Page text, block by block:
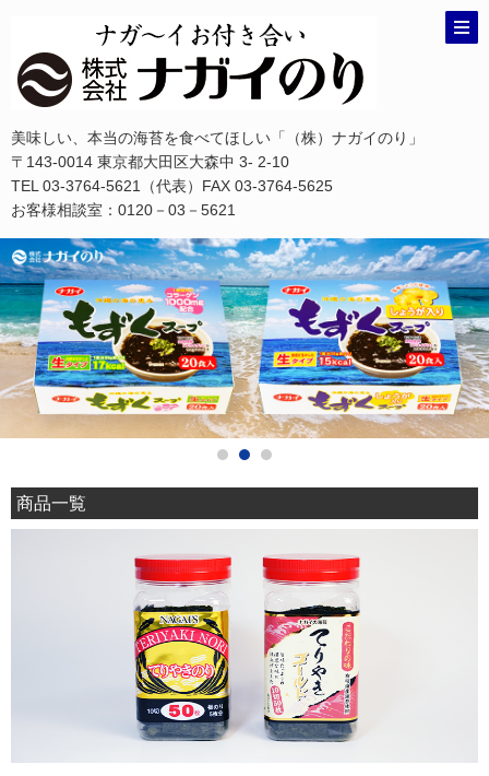
美味しい、本当の海苔を食べてほしい「（株）ナガイのり」
〒143-0014 東京都大田区大森中 3- 2-10
TEL 03-3764-5621（代表）FAX 03-3764-5625
お客様相談室：0120－03－5621
商品一覧